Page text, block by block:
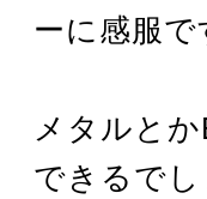
ーに感服で
メタルと
できるで